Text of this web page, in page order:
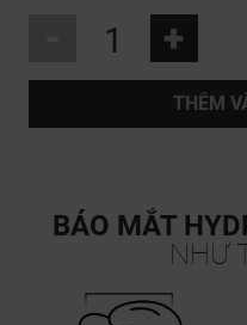
+
THÊM
BÁO MẮT
NHƯ